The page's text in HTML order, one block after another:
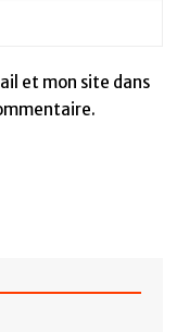
et mon site dans